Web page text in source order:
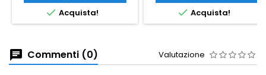
 Acquista!  Acquista!
Commenti (0) Valutazione